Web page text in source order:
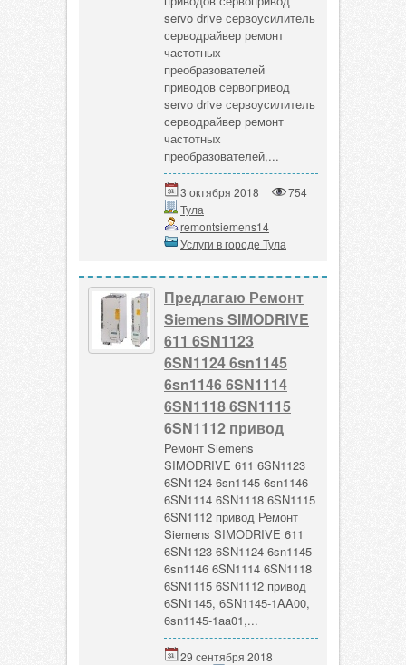
servo drive сервоусилитель
серводрайвер ремонт
частотных
преобразователей
приводов сервопривод
servo drive сервоусилитель
серводрайвер ремонт
частотных
преобразователей,...
3 октября 2018
754
Тула
remontsiemens14
Услуги в городе Тула
Предлагаю Ремонт
Siemens SIMODRIVE
611 6SN1123
6SN1124 6sn1145
6sn1146 6SN1114
6SN1118 6SN1115
6SN1112 привод
Ремонт Siemens
SIMODRIVE 611 6SN1123
6SN1124 6sn1145 6sn1146
6SN1114 6SN1118 6SN1115
6SN1112 привод Ремонт
Siemens SIMODRIVE 611
6SN1123 6SN1124 6sn1145
6sn1146 6SN1114 6SN1118
6SN1115 6SN1112 привод
6SN1145, 6SN1145-1AA00,
6sn1145-1aa01,...
29 сентября 2018